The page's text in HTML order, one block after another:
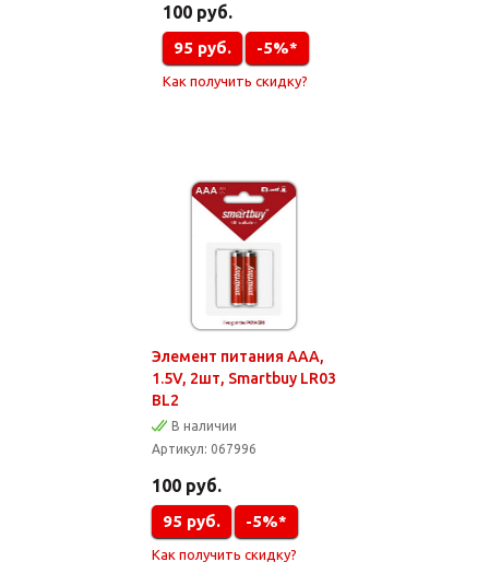
100 руб.
95 руб. -5%*
Как получить скидку?
Элемент питания AAA,
1.5V, 2шт, Smartbuy LR03
BL2
В наличии
Артикул: 067996
100 руб.
95 руб. -5%*
Как получить скидку?